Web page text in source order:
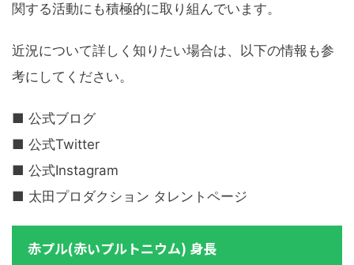
関する活動にも積極的に取り組んでいます。
近況について詳しく知りたい場合は、以下の情報も参
考にしてください。
■ 公式ブログ
■ 公式Twitter
■ 公式Instagram
■ 太田プロダクション タレントページ
赤プル(赤いプルトニウム) 身長